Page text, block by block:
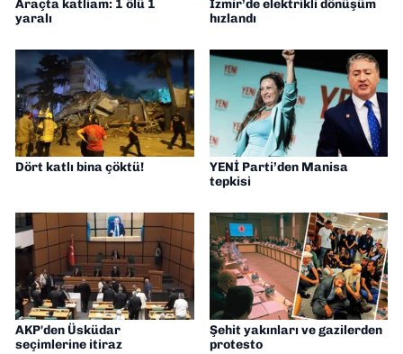
Araçta katliam: 1 ölü 1
yaralı
İzmir’de elektrikli dönüşüm
hızlandı
Dört katlı bina çöktü!
YENİ Parti’den Manisa
tepkisi
AKP'den Üsküdar
seçimlerine itiraz
Şehit yakınları ve gazilerden
protesto